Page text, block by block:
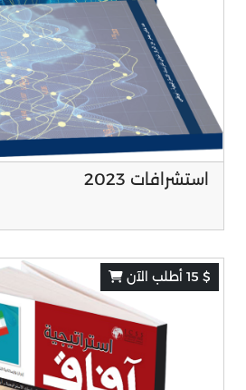
استشرافات 2023
$ 15 أطلب الآن